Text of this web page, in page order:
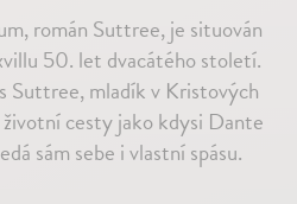
román Suttree, je situován
50. let dvacátého století.
Suttree, mladík v Kristových
cesty jako kdysi Dante
sám sebe i vlastní spásu.